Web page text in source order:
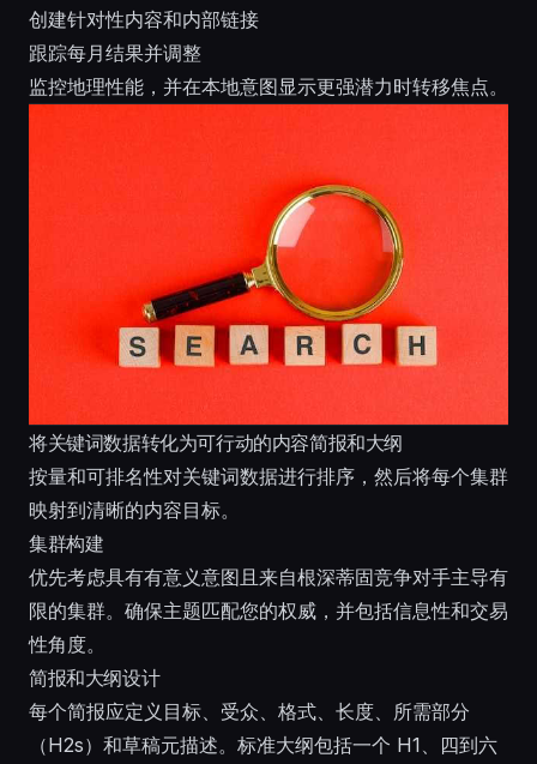
创建针对性内容和内部链接
跟踪每月结果并调整
监控地理性能，并在本地意图显示更强潜力时转移焦点。
将关键词数据转化为可行动的内容简报和大纲
按量和可排名性对关键词数据进行排序，然后将每个集群
映射到清晰的内容目标。
集群构建
优先考虑具有有意义意图且来自根深蒂固竞争对手主导有
限的集群。确保主题匹配您的权威，并包括信息性和交易
性角度。
简报和大纲设计
每个简报应定义目标、受众、格式、长度、所需部分
（H2s）和草稿元描述。标准大纲包括一个 H1、四到六